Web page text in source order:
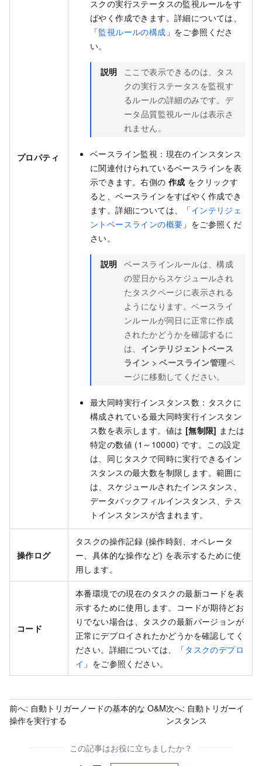
プロパティ
スクの実行ステータスの監視ルールをす
ばやく作成できます。詳細については、
「監視ルールの構成 」をご参照くださ
い。
説明
ここで表示できるのは、タス
クの実行ステータスを監視す
るルールの詳細のみです。デ
ータ品質監視ルールは表示さ
れません。
ベースライン監視：現在のインスタンス
に関連付けられているベースラインを表
示できます。右側の 作成 をクリックす
ると、ベースラインをすばやく作成でき
ます。詳細については、「インテリジェ
ントベースラインの概要 」をご参照くだ
さい。
説明 ベースラインルールは、構成
の翌日からスケジュールされ
たタスクページに表示される
ようになります。ベースライ
ンルールが同日に正常に作成
されたかどうかを確認するに
は、 インテリジェントベース
ライン >ベースライン管理ペ
ージに移動してください。
最大同時実行インスタンス数：タスクに
構成されている最大同時実行インスタン
ス数を表示します。値は [無制限] または
特定の数値 (1～10000) です。この設定
は、同じタスクで同時に実行できるイン
スタンスの最大数を制限します。範囲に
は、スケジュールされたインスタンス、
データバックフィルインスタンス、テス
トインスタンスが含まれます。
操作ログ
タスクの操作記録 (操作時刻、オペレータ
ー、具体的な操作など) を表示するために使
用します。
コード
本番環境での現在のタスクの最新コードを表
示するために使用します。コードが期待どお
りでない場合は、タスクの最新バージョンが
正常にデプロイされたかどうかを確認してく
ださい。詳細については、「タスクのデプロ
イ 」をご参照ください。
前へ: 自動トリガーノードの基本的な O&M
操作を実行する
次へ: 自動トリガーイ
ンスタンス
この記事はお役に立ちましたか？